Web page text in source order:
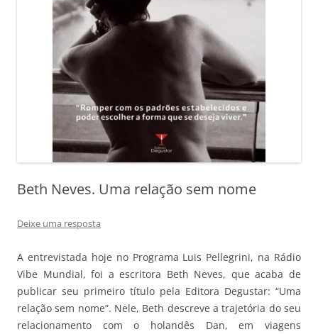
Beth Neves. Uma relação sem nome
Deixe uma resposta
A entrevistada hoje no Programa Luis Pellegrini, na Rádio
Vibe Mundial, foi a escritora Beth Neves, que acaba de
publicar seu primeiro título pela Editora Degustar: “Uma
relação sem nome”. Nele, Beth descreve a trajetória do seu
relacionamento com o holandês Dan, em viagens